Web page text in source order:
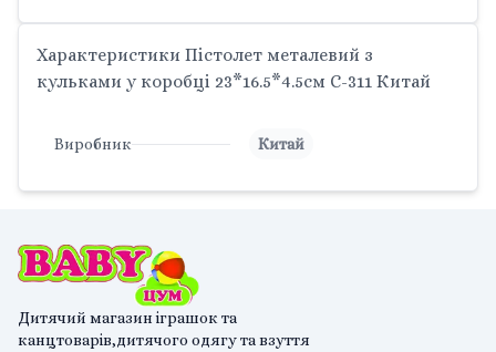
Характеристики Пістолет металевий з
кульками у коробці 23*16.5*4.5см C-311 Китай
Виробник Китай
Дитячий магазин іграшок та
канцтоварів,дитячого одягу та взуття